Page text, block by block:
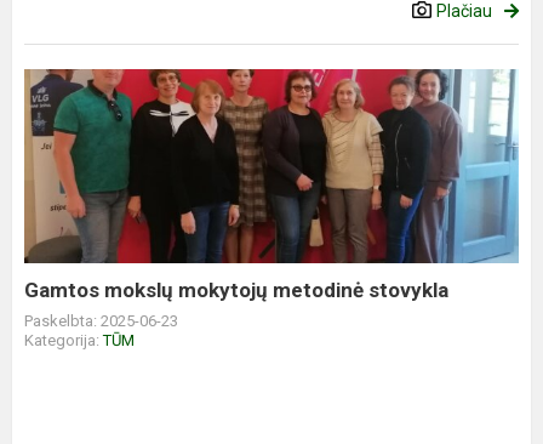
Plačiau
Gamtos mokslų mokytojų metodinė stovykla
Paskelbta: 2025-06-23
Kategorija:TŪM